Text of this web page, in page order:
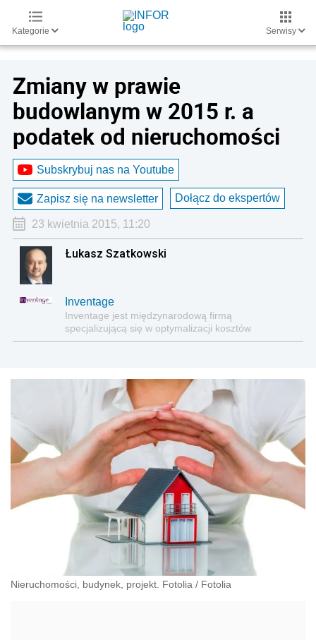
Kategorie Serwisy
Zmiany w prawie
budowlanym w 2015 r. a
podatek od nieruchomości
Subskrybuj nas na Youtube
Zapisz się na newsletter Dołącz do ekspertów
23 kwietnia 2015, 11:20
Łukasz Szatkowski
Inventage
Inventage jest międzynarodową firmą
specjalizującą się w optymalizacji kosztów
Nieruchomości, budynek, projekt. Fotolia / Fotolia